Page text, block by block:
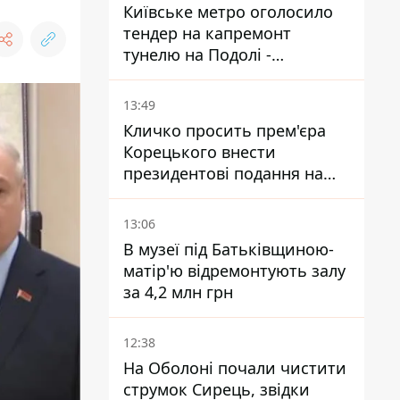
Київське метро оголосило
тендер на капремонт
тунелю на Подолі -
триватиме майже два роки
13:49
Кличко просить прем'єра
Корецького внести
президентові подання на
звільнення володаря
Троєщини Бахматова
13:06
В музеї під Батьківщиною-
матір'ю відремонтують залу
за 4,2 млн грн
12:38
На Оболоні почали чистити
струмок Сирець, звідки